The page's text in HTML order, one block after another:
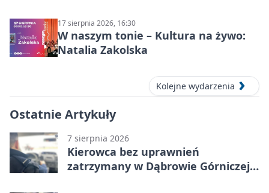
17 sierpnia 2026, 16:30
W naszym tonie – Kultura na żywo:
Natalia Zakolska
Kolejne wydarzenia
Ostatnie Artykuły
7 sierpnia 2026
Kierowca bez uprawnień
zatrzymany w Dąbrowie Górniczej.